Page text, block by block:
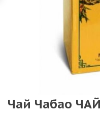
Чай Чабао